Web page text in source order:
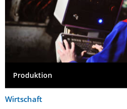
Produktion
Wirtschaft